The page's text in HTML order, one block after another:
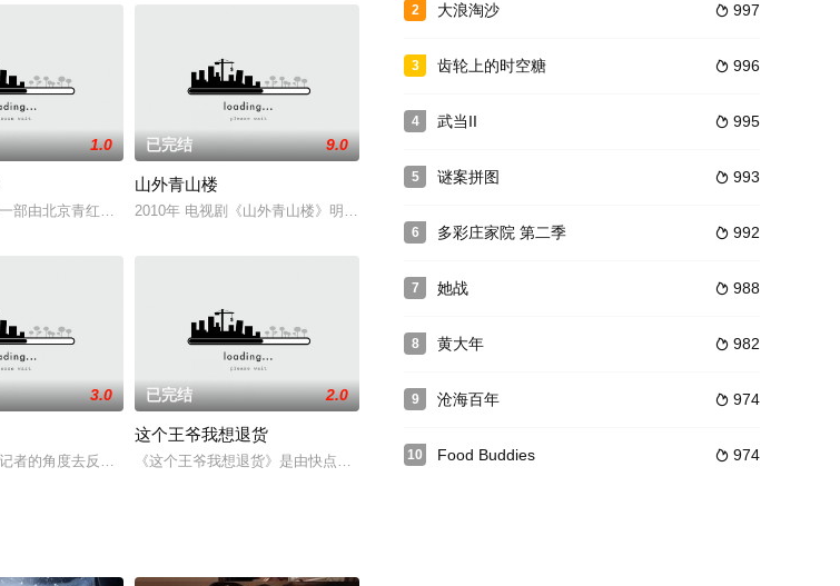
情、乡情和爱情，讴歌他的音乐天赋、革命情操和爱国主义热忱。视剧以聂耳的青少
政府的号召，继续扩大红军，壮大武装力量，粉碎敌人的第五次"围剿"，中央红军先后在博
1.0
一部由北京青红德博影视文化传播公司出品，何群执导，梁羽生、李天泽等担任编剧，黄海冰、孙浩、韩雪、孙菲菲等主演的古装
已完结 9.0
山外青山楼
2010年 电视剧《山外青山楼》明朝中期，怪才徐梓藤几经沉浮，终于获得出狱的机会，重获自由。饱经风霜
冤家，爱！ 在大磨村流行着这样一个顺口溜“该扎不扎，房倒屋塌；该流不流，扒
公司出品的一部谍战剧，汪俊执导，张策、周燕妮编剧，张涵予、段奕宏、车晓、李玥等主演。该剧讲述了解放前夕，上海
3.0
记者的角度去反映整个社会的现象，同时还有屏幕背后的，不为人知的故事，由詹军导演，周杰，张茜，黑子，高圆圆主演。清晨
已完结 2.0
这个王爷我想退货
《这个王爷我想退货》是由快点TV出品轻喜古装爱情自制短剧[1-3]。该剧改编自作者“明月来相照”原创小说
2  997
大浪淘沙
3  996
齿轮上的时空糖
4  995
武当II
5  993
谜案拼图
6  992
多彩庄家院 第二季
7  988
她战
8  982
黄大年
9  974
沧海百年
10  974
Food Buddies